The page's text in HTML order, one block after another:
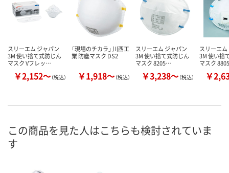
スリーエム ジャパン
3M 使い捨て式防じん
マスク Vフレッ…
￥2,152～（税込）
「現場のチカラ」 川西工
業 防塵マスク DS2
￥1,918～（税込）
スリーエム ジャパン
3M 使い捨て式防じん
マスク 8205…
￥3,238～（税込）
スリーエ
3M 使い捨
マスク
￥
この商品を見た人はこちらも検討されていま
す